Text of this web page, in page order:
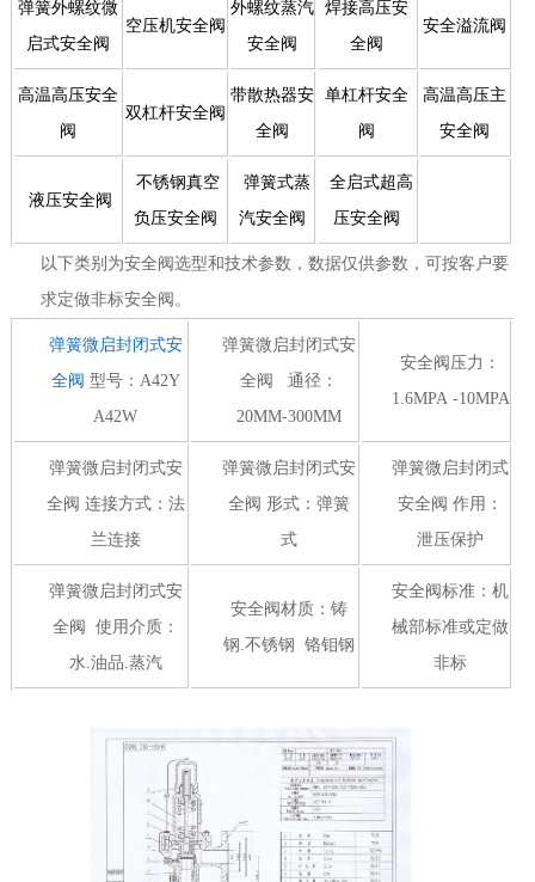
弹簧外螺纹微
启式安全阀
空压机安全阀
外螺纹蒸汽
安全阀
焊接高压安
全阀
安全溢流阀
高温高压安全
阀
双杠杆安全阀
带散热器安
全阀
单杠杆安全
阀
高温高压主
安全阀
液压安全阀
不锈钢真空
负压安全阀
弹簧式蒸
汽安全阀
全启式超高
压安全阀
以下类别为安全阀选型和技术参数，数据仅供参数，可按客户要
求定做非标安全阀。
弹簧微启封闭式安
全阀 型号：A42Y
A42W
弹簧微启封闭式安
全阀 通径：
20MM-300MM
安全阀压力：
1.6MPA -10MPA
弹簧微启封闭式安
全阀 连接方式：法
兰连接
弹簧微启封闭式安
全阀 形式：弹簧
式
弹簧微启封闭式
安全阀 作用：
泄压保护
弹簧微启封闭式安
全阀 使用介质：
水.油品.蒸汽
安全阀材质：铸
钢.不锈钢 铬钼钢
安全阀标准：机
械部标准或定做
非标